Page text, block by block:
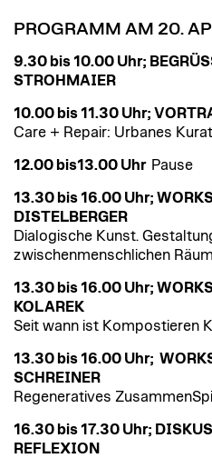
PROGRAMM AM 20.
9.30 bis 10.00 Uhr;
STROHMAIER
10.00 bis 11.30 Uhr;
Care + Repair: Urbanes
12.00 bis13.00 Uhr Pause
13.30 bis 16.00 Uhr;
DISTELBERGER
Dialogische Kunst.
zwischenmenschlichen
13.30 bis 16.00 Uhr;
KOLAREK
Seit wann ist Kompostieren
13.30 bis 16.00 Uhr;
SCHREINER
Regeneratives
16.30 bis 17.30 Uhr;
REFLEXION